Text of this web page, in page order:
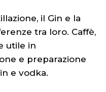
il Gin e la
tra loro. Caffè,
utile in
e preparazione
e vodka.